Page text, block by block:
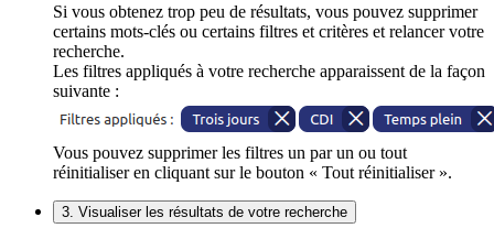
Si vous obtenez trop peu de résultats, vous pouvez supprimer
certains mots-clés ou certains filtres et critères et relancer votre
recherche.
Les filtres appliqués à votre recherche apparaissent de la façon
suivante :
Vous pouvez supprimer les filtres un par un ou tout
réinitialiser en cliquant sur le bouton « Tout réinitialiser ».
3. Visualiser les résultats de votre recherche